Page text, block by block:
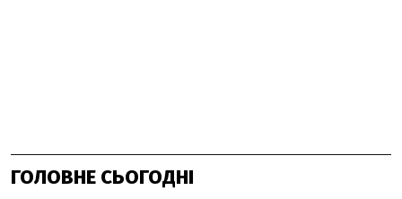
ГОЛОВНЕ СЬОГОДНІ